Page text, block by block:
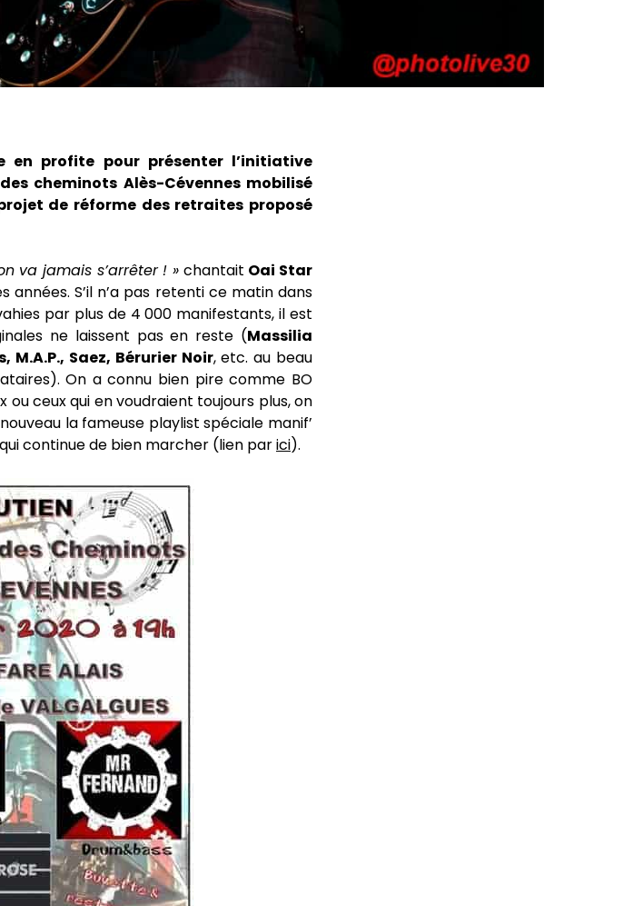
en profite pour présenter l’initiative
cheminots Alès-Cévennes mobilisé
de réforme des retraites proposé
va jamais s’arrêter ! »chantait Oai Star
années. S’il n’a pas retenti ce matin dans
par plus de 4 000 manifestants, il est
ne laissent pas en reste (Massilia
M.A.P., Saez, Bérurier Noir, etc. au beau
On a connu bien pire comme BO
ceux qui en voudraient toujours plus, on
la fameuse playlist spéciale manif’
continue de bien marcher (lien parici).